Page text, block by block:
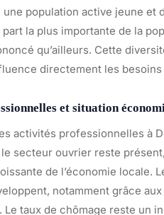
population active jeune et
la plus importante de la
qu’ailleurs. Cette
directement les
et situation
activités professionnelles à
secteur ouvrier reste
de l’économie locale.
notamment grâce
Le taux de chômage reste un